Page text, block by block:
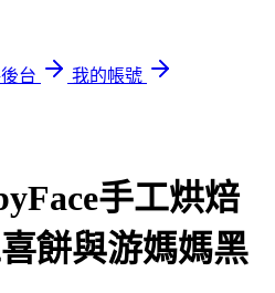
台
我的帳號
手工烘焙
餅與游媽媽黑